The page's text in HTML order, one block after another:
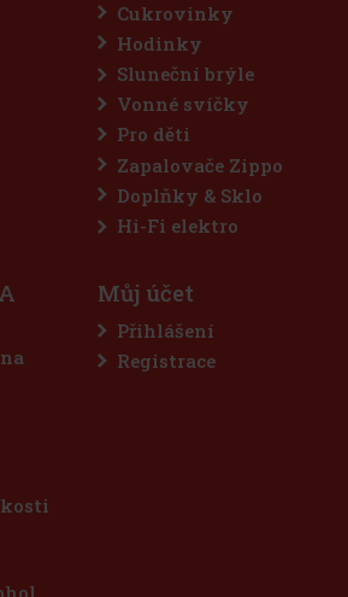
Dry Oil ® Or Florale 50 ml
Or Florale je ikonický suchý olej, který v
péči. Tento speciální olej, obohacený
olejů a zlatavé perleťové částečky,
neodolatelný růžovo
Cukrovinky
Hodinky
Sluneční brýle
Vonné svíčky
Pro děti
Zapalovače Zippo
Doplňky & Sklo
Hi-Fi elektro
Můj účet
Přihlášení
Registrace